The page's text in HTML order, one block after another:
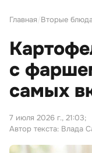
Главная Вторые
с
самых
7 июля 2026 г., 21:03;
Автор текста: Влада